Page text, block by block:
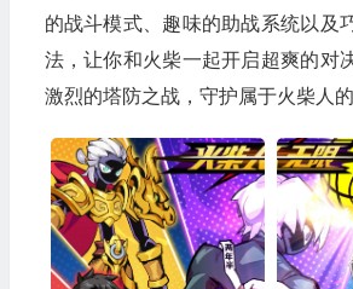
的战斗模式、趣味的助战系统以及
法，让你和火柴一起开启超爽的对
激烈的塔防之战，守护属于火柴人的